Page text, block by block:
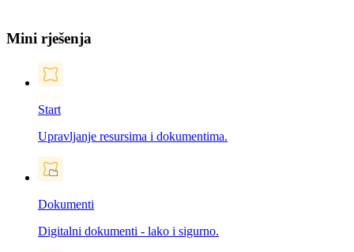
Mini rješenja
Start
Upravljanje resursima i dokumentima.
Dokumenti
Digitalni dokumenti - lako i sigurno.